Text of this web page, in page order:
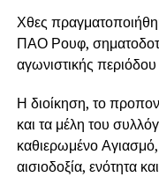
Χθες
ΠΑΟ Ρουφ,
αγωνιστικής
Η διοίκηση, το
και τα μέλη του
καθιερωμένο
αισιοδοξία, ενότητα